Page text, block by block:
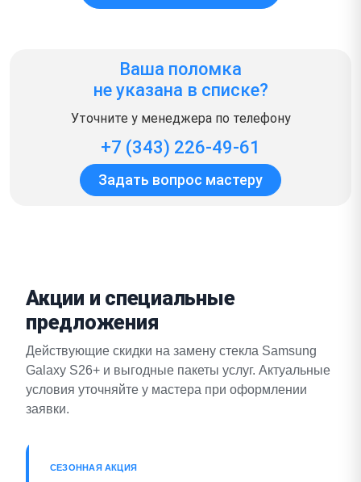
Ваша поломка
не указана в списке?
Уточните у менеджера по телефону
+7 (343) 226-49-61
Задать вопрос мастеру
Акции и специальные
предложения
Действующие скидки на замену стекла Samsung
Galaxy S26+ и выгодные пакеты услуг. Актуальные
условия уточняйте у мастера при оформлении
заявки.
СЕЗОННАЯ АКЦИЯ